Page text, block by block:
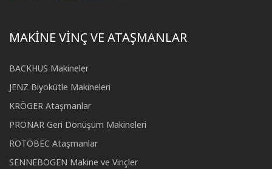
MAKİNE VİNÇ VE ATAŞMANLAR
BACKHUS Makineler
JENZ Biyokütle Makineleri
KRÖGER Ataşmanlar
PRONAR Geri Dönüşüm Makineleri
ROTOBEC Ataşmanlar
SENNEBOGEN Makine ve Vinçler